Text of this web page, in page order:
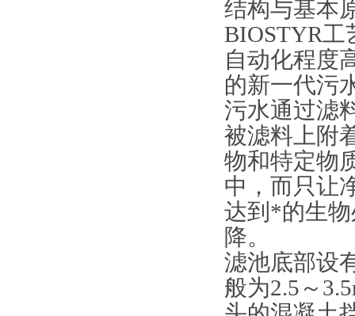
结构与基本
BIOSTYR工
自动化程度
的新一代污
污水通过滤
被滤料上附
物和特定物
中，而只让
达到*的生
降。
滤池底部设
般为2.5～